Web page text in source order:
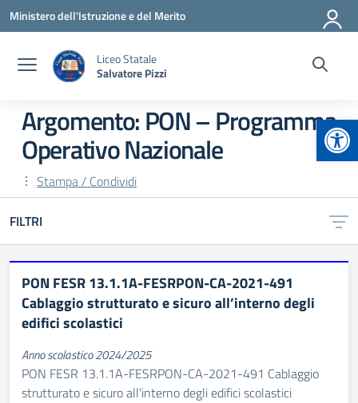
Vai ai contenuti
Vai al menu di navigazione
Vai al footer
Ministero dell'Istruzione e del Merito
Liceo Statale
Salvatore Pizzi
Argomento: PON – Programma
Operativo Nazionale
Stampa / Condividi
FILTRI
PON FESR 13.1.1A-FESRPON-CA-2021-491
Cablaggio strutturato e sicuro all’interno degli
edifici scolastici
Anno scolastico 2024/2025
PON FESR 13.1.1A-FESRPON-CA-2021-491 Cablaggio
strutturato e sicuro all'interno degli edifici scolastici